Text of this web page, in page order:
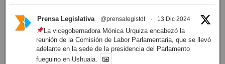
Prensa Legislativa @prensalegistdf · 13 Dic 2024
La vicegobernadora Mónica Urquiza encabezó la
reunión de la Comisión de Labor Parlamentaria, que se llevó
adelante en la sede de la presidencia del Parlamento
fueguino en Ushuaia.